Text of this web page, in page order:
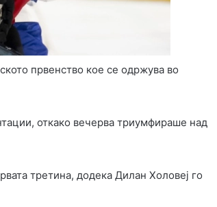
првенство кое се одржува во
откако вечерва триумфираше над
третина, додека Дилан Холовеј го